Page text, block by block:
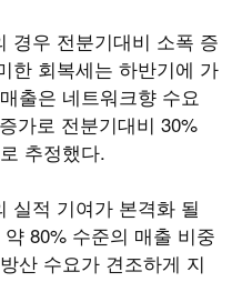
경우 전분기대비 소폭 증
한 회복세는 하반기에 가
출은 네트워크향 수요
가로 전분기대비 30%
추정했다.
실적 기여가 본격화 될
80% 수준의 매출 비중
산 수요가 견조하게 지